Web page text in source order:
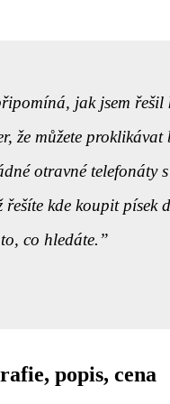
jak jsem řešil
že můžete proklikávat
otravné telefonáty
kde koupit
co hledáte.
popis, cena